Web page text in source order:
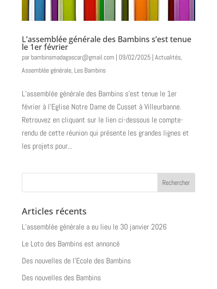
L’assemblée générale des Bambins s’est tenue
le 1er février
parbambinsmadagascar@gmail.com | 09/02/2025| Actualités,
Assemblée générale, Les Bambins
L’assemblée générale des Bambins s’est tenue le 1er
février à l’Eglise Notre Dame de Cusset à Villeurbanne.
Retrouvez en cliquant sur le lien ci-dessous le compte-
rendu de cette réunion qui présente les grandes lignes et
les projets pour...
Articles récents
L’assemblée générale a eu lieu le 30 janvier 2026
Le Loto des Bambins est annoncé
Des nouvelles de l’Ecole des Bambins
Des nouvelles des Bambins